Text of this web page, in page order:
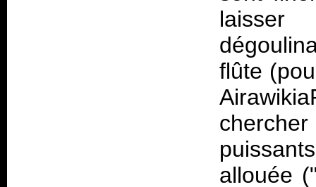
laisser
flûte
allouée